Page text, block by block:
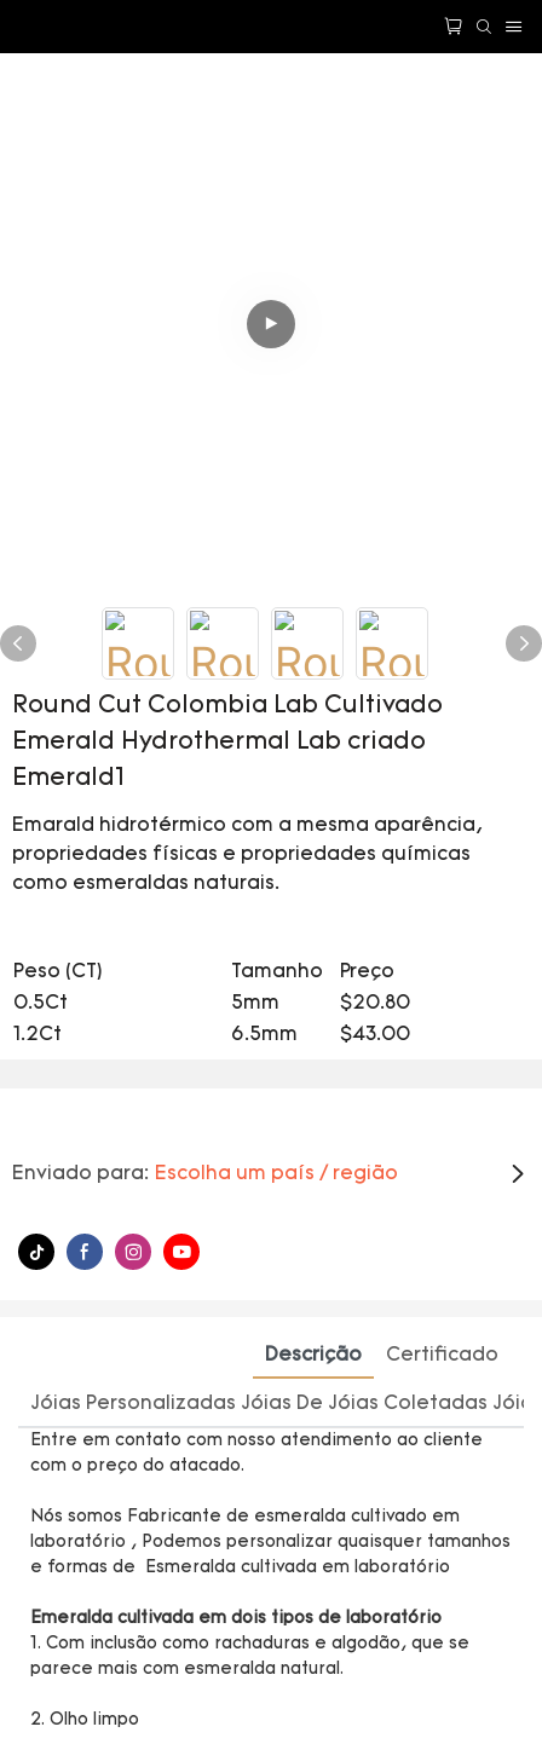
Round Cut Colombia Lab Cultivado
Emerald Hydrothermal Lab criado
Emerald1
Emarald hidrotérmico com a mesma aparência,
propriedades físicas e propriedades químicas
como esmeraldas naturais.
Peso (CT) Tamanho
Preço
0.5Ct
5mm
$20.80
1.2Ct
6.5mm $43.00
Enviado para: Escolha um país / região
Descrição Certificado
Jóias Personalizadas Jóias De Jóias Coletadas
Entre em contato com nosso atendimento ao cliente
com o preço do atacado.
Nós somos Fabricante de esmeralda cultivado em
laboratório , Podemos personalizar quaisquer tamanhos
e formas de Esmeralda cultivada em laboratório
Emeralda cultivada em dois tipos de laboratório
1. Com inclusão como rachaduras e algodão, que se
parece mais com esmeralda natural.
2. Olho limpo